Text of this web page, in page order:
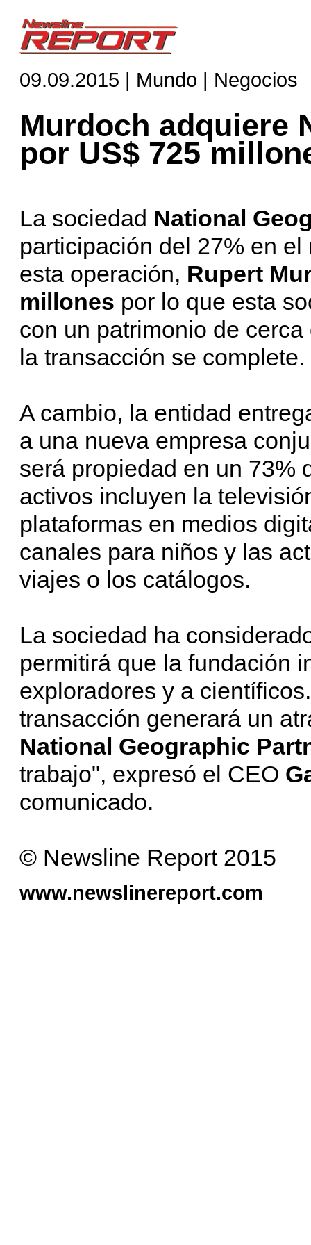
09.09.2015 | Mundo | Negocios
Murdoch adquiere
por US$ 725
La sociedad National
participación del 27% en
esta operación, Rupert
millones por lo que esta
con un patrimonio de
la transacción se complete.
A cambio, la entidad
a una nueva empresa
será propiedad en un 73%
activos incluyen la
plataformas en medios
canales para niños y las
viajes o los catálogos.
La sociedad ha
permitirá que la fundación
exploradores y a
transacción generará un
National Geographic
trabajo", expresó el CEO
comunicado.
© Newsline Report 2015
www.newslinereport.com